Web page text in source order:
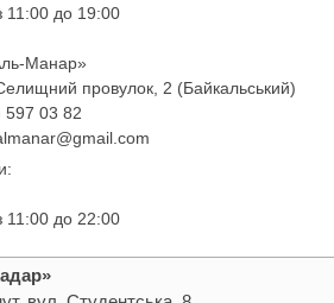
11:00 до 19:00
Манар»
провулок, 2 (Байкальський)
597 03 82
11:00 до 22:00